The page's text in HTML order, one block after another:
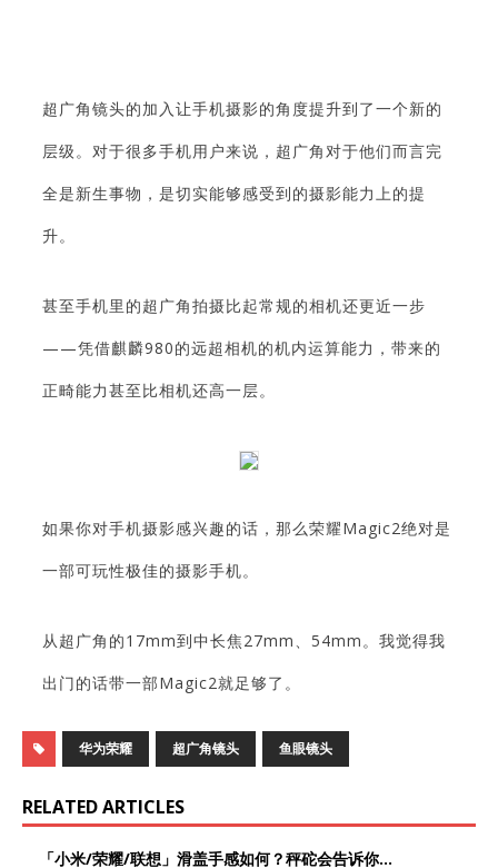
超广角镜头的加入让手机摄影的角度提升到了一个新的
层级。对于很多手机用户来说，超广角对于他们而言完
全是新生事物，是切实能够感受到的摄影能力上的提
升。
甚至手机里的超广角拍摄比起常规的相机还更近一步
——凭借麒麟980的远超相机的机内运算能力，带来的
正畸能力甚至比相机还高一层。
如果你对手机摄影感兴趣的话，那么荣耀Magic2绝对是
一部可玩性极佳的摄影手机。
从超广角的17mm到中长焦27mm、54mm。我觉得我
出门的话带一部Magic2就足够了。
华为荣耀 超广角镜头 鱼眼镜头
RELATED ARTICLES
「小米/荣耀/联想」滑盖手感如何？秤砣会告诉你...